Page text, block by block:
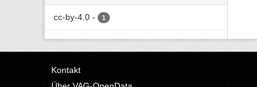
cc-by-4.0 - 1
Kontakt